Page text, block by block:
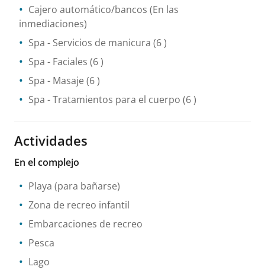
Cajero automático/bancos (En las
inmediaciones)
Spa - Servicios de manicura (6 )
Spa - Faciales (6 )
Spa - Masaje (6 )
Spa - Tratamientos para el cuerpo (6 )
Actividades
En el complejo
Playa (para bañarse)
Zona de recreo infantil
Embarcaciones de recreo
Pesca
Lago